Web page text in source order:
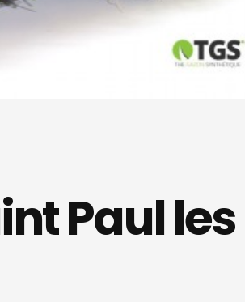
Paul les